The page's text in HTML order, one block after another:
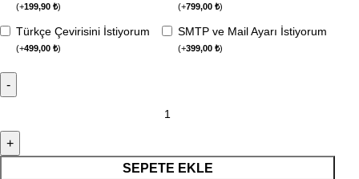
(+199,90₺) (+799,00₺)
Türkçe Çevirisini İstiyorum
(+499,00₺)
SMTP ve Mail Ayarı İstiyorum
(+399,00₺)
SEPETE EKLE